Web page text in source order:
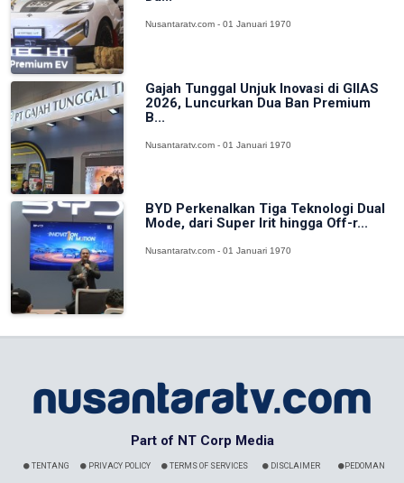
Nusantaratv.com - 01 Januari 1970
Gajah Tunggal Unjuk Inovasi di GIIAS
2026, Luncurkan Dua Ban Premium
B...
Nusantaratv.com - 01 Januari 1970
BYD Perkenalkan Tiga Teknologi Dual
Mode, dari Super Irit hingga Off-r...
Nusantaratv.com - 01 Januari 1970
Part of NT Corp Media
TENTANG PRIVACY POLICY TERMS OF SERVICES DISCLAIMER PEDOMAN